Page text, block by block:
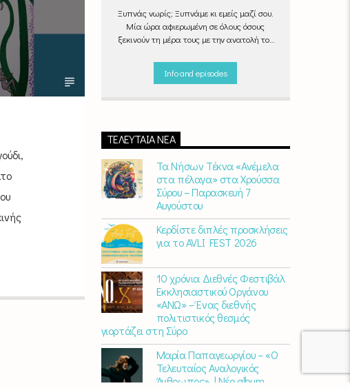
Ξυπνάς νωρίς; Ξυπνάμε κι εμείς μαζί σου.
Μία ώρα αφιερωμένη σε όλους όσους
ξεκινούν τη μέρα τους με την ανατολή του
την πρωινή ρουτίνα πιο ευχάριστη!
"Νωρίς το πρωί" καθημερινά
107 FM
Info and episodes
ΤΕΛΕΥΤΑΊΑ ΝΈΑ
Τα Νήσων Τέκνα «Ανέμελα
στα πέλαγα» στα Χρούσσα
Σύρου – Παρασκευή 7
Αυγούστου
Κερδίστε διπλές προσκλήσεις
για το AVLI FEST 2026
10 χρόνια Διεθνές Φεστιβάλ
Εκκλησιαστικού Οργάνου
«ΑΝΩ» – Ένας διεθνής
πολιτιστικός θεσμός
γιορτάζει στη Σύρο​
Μαρία Παπαγεωργίου – «Ο
Τελευταίος Αναλογικός
Άνθρωπος» | Νέο album